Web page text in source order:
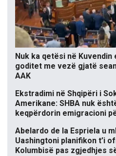
Nuk ka qetësi në Kuvendin
goditet me vezë gjatë
AAK
Ekstradimi në Shqipëri i
Amerikane: SHBA nuk
keqpërdorin emigracioni
Abelardo de la Espriela u
Uashingtoni planifikon t’i
Kolumbisë pas zgjedhjes